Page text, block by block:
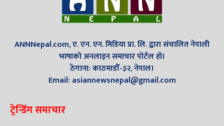
ANNNepal.com, ए. एन. एन. मिडिया प्रा. लि. द्वारा संचालित नेपाली
भाषाको अनलाइन समाचार पोर्टल हो।
ठेगाना: काठमाडौँ-३२, नेपाल।
Email: asiannewsnepal@gmail.com
ट्रेन्डिंग समाचार